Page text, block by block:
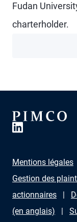
Fudan
charterholder.
Mentions légales
Gestion des
actionnaires
(en anglais)